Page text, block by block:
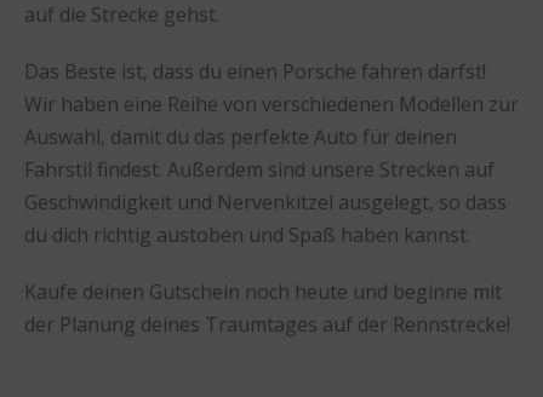
auf die Strecke gehst.
Das Beste ist, dass du einen Porsche fahren darfst!
Wir haben eine Reihe von verschiedenen Modellen zur
Auswahl, damit du das perfekte Auto für deinen
Fahrstil findest. Außerdem sind unsere Strecken auf
Geschwindigkeit und Nervenkitzel ausgelegt, so dass
du dich richtig austoben und Spaß haben kannst.
Kaufe deinen Gutschein noch heute und beginne mit
der Planung deines Traumtages auf der Rennstrecke!